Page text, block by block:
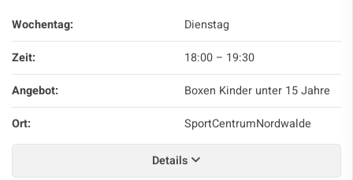
Wochentag:
Dienstag
Zeit:
18:00 – 19:30
Angebot:
Boxen Kinder unter 15 Jahre
Ort:
SportCentrumNordwalde
Details